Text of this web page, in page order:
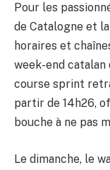
Pour les
de Catalogne et
horaires et
week-end catalan
course sprint
partir de 14h26,
bouche à ne pas
Le dimanche, le